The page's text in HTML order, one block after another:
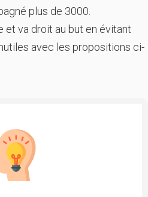
plus de 3000.
et va droit au but en évitant
avec les propositions ci-